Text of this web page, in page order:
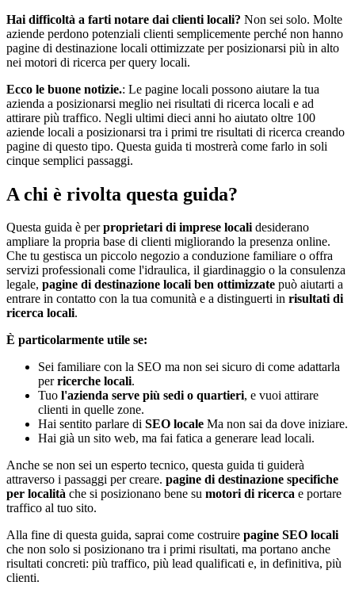
Hai difficoltà a farti notare dai clienti locali? Non sei solo. Molte
aziende perdono potenziali clienti semplicemente perché non hanno
pagine di destinazione locali ottimizzate per posizionarsi più in alto
nei motori di ricerca per query locali.
Ecco le buone notizie.: Le pagine locali possono aiutare la tua
azienda a posizionarsi meglio nei risultati di ricerca locali e ad
attirare più traffico. Negli ultimi dieci anni ho aiutato oltre 100
aziende locali a posizionarsi tra i primi tre risultati di ricerca creando
pagine di questo tipo. Questa guida ti mostrerà come farlo in soli
cinque semplici passaggi.
A chi è rivolta questa guida?
Questa guida è perproprietari di imprese localidesiderano
ampliare la propria base di clienti migliorando la presenza online.
Che tu gestisca un piccolo negozio a conduzione familiare o offra
servizi professionali come l'idraulica, il giardinaggio o la consulenza
legale, pagine di destinazione locali ben ottimizzate può aiutarti a
entrare in contatto con la tua comunità e a distinguerti in risultati di
ricerca locali.
È particolarmente utile se:
Sei familiare con la SEO ma non sei sicuro di come adattarla
perricerche locali.
Tuo l'azienda serve più sedi o quartieri, e vuoi attirare
clienti in quelle zone.
Hai sentito parlare di SEO locale Ma non sai da dove iniziare.
Hai già un sito web, ma fai fatica a generare lead locali.
Anche se non sei un esperto tecnico, questa guida ti guiderà
attraverso i passaggi per creare. pagine di destinazione specifiche
per località che si posizionano bene su motori di ricerca e portare
traffico al tuo sito.
Alla fine di questa guida, saprai come costruire pagine SEO locali
che non solo si posizionano tra i primi risultati, ma portano anche
risultati concreti: più traffico, più lead qualificati e, in definitiva, più
clienti.